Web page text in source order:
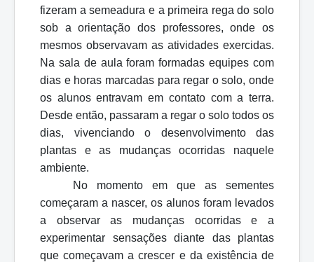
fizeram a semeadura e a primeira rega do solo
sob a orientação dos professores, onde os
mesmos observavam as atividades exercidas.
Na sala de aula foram formadas equipes com
dias e horas marcadas para regar o solo, onde
os alunos entravam em contato com a terra.
Desde então, passaram a regar o solo todos os
dias, vivenciando o desenvolvimento das
plantas e as mudanças ocorridas naquele
ambiente.
No momento em que as sementes
começaram a nascer, os alunos foram levados
a observar as mudanças ocorridas e a
experimentar sensações diante das plantas
que começavam a crescer e da existência de